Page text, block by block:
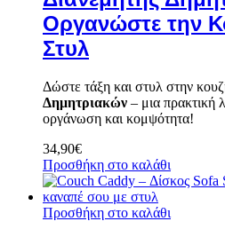
Οργανώστε την
Στυλ
Δώστε τάξη και στυλ στην
Δημητριακών – μια πρακτική
οργάνωση και κομψότητα!
34,90€
Προσθήκη στο καλάθι
Προσθήκη στο καλάθι